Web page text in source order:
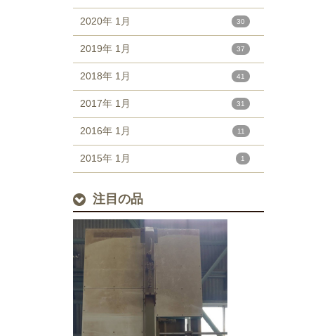
2020年 1月 30
2019年 1月 37
2018年 1月 41
2017年 1月 31
2016年 1月 11
2015年 1月 1
注目の品